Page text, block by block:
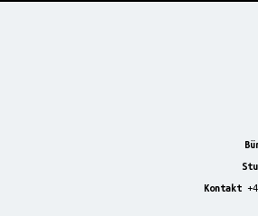
Kontakt